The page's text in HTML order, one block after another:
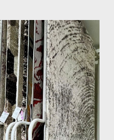
trải sàn phòng ngủ
đẹp TPHCM thảm
được nhập khẩu từ
mẫu trên đây đã
mong muốn của khách
gia công cắt thảm tròn
chọn kích thước thảm